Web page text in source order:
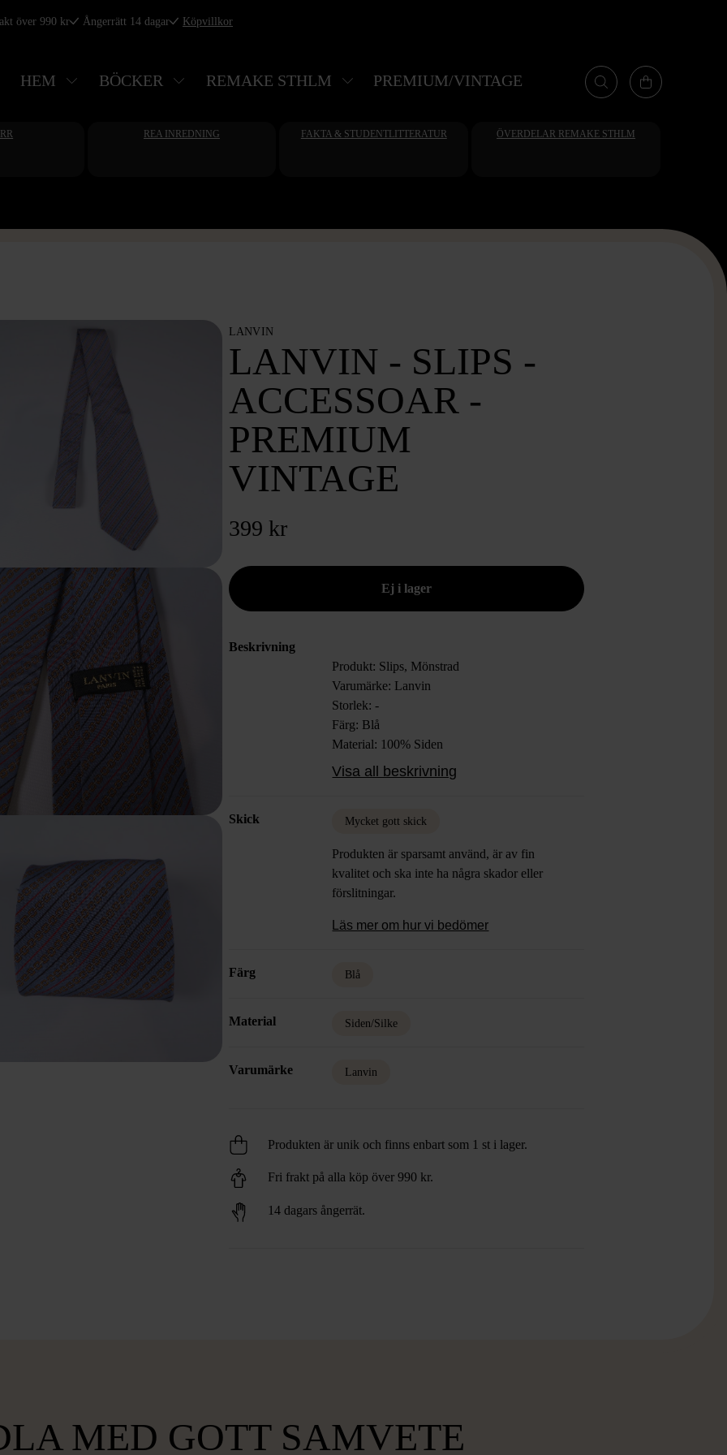
över 990 kr Ångerrätt 14 dagar Köpvillkor
HEM BÖCKER REMAKE STHLM PREMIUM/VINTAGE
REA INREDNING FAKTA & STUDENTLITTERATUR ÖVERDELAR REMAKE STHLM
LANVIN
LANVIN - SLIPS -
ACCESSOAR -
PREMIUM
VINTAGE
399 kr
Beskrivning
Produkt: Slips, Mönstrad
Varumärke: Lanvin
Storlek: -
Färg: Blå
Material: 100% Siden
Skick: Mycket Gott Skick
Visa all beskrivning
Skick Mycket gott skick
Produkten är sparsamt använd, är av fin
kvalitet och ska inte ha några skador eller
förslitningar.
Läs mer om hur vi bedömer
Färg Blå
Material Siden/Silke
Varumärke Lanvin
Produkten är unik och finns enbart som 1 st i lager.
Fri frakt på alla köp över 990 kr.
14 dagars ångerrät.
MED GOTT SAMVETE